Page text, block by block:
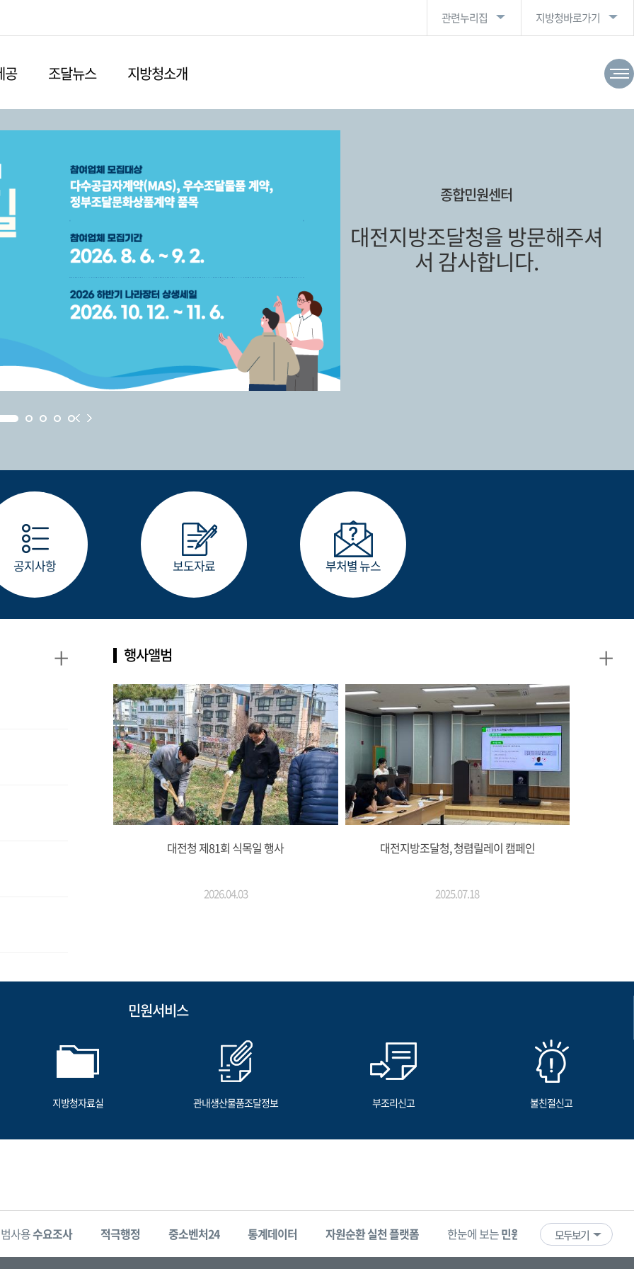
관련누리집 지방청바로가기
공 조달뉴스 지방청소개
종합민원센터
대전지방조달청을 방문해주셔
서 감사합니다.
공지사항 보도자료 부처별 뉴스
+ 행사앨범
대전청 제81회 식목일 행사
2026.04.03
대전지방조달청, 청렴릴레이 캠페인
2025.07.18
+
민원서비스
지방청자료실 관내생산물품조달정보 부조리신고 불친절신고
사용수요조사 적극행정 중소벤처24 통계데이터 자원순환 실천 플랫폼 한눈에 보는민원 빅데이터 기업마당
모두보기